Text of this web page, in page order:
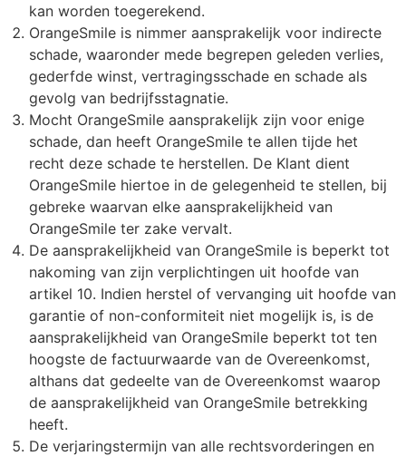
kan worden toegerekend.
OrangeSmile is nimmer aansprakelijk voor indirecte
schade, waaronder mede begrepen geleden verlies,
gederfde winst, vertragingsschade en schade als
gevolg van bedrijfsstagnatie.
Mocht OrangeSmile aansprakelijk zijn voor enige
schade, dan heeft OrangeSmile te allen tijde het
recht deze schade te herstellen. De Klant dient
OrangeSmile hiertoe in de gelegenheid te stellen, bij
gebreke waarvan elke aansprakelijkheid van
OrangeSmile ter zake vervalt.
De aansprakelijkheid van OrangeSmile is beperkt tot
nakoming van zijn verplichtingen uit hoofde van
artikel 10. Indien herstel of vervanging uit hoofde van
garantie of non-conformiteit niet mogelijk is, is de
aansprakelijkheid van OrangeSmile beperkt tot ten
hoogste de factuurwaarde van de Overeenkomst,
althans dat gedeelte van de Overeenkomst waarop
de aansprakelijkheid van OrangeSmile betrekking
heeft.
De verjaringstermijn van alle rechtsvorderingen en